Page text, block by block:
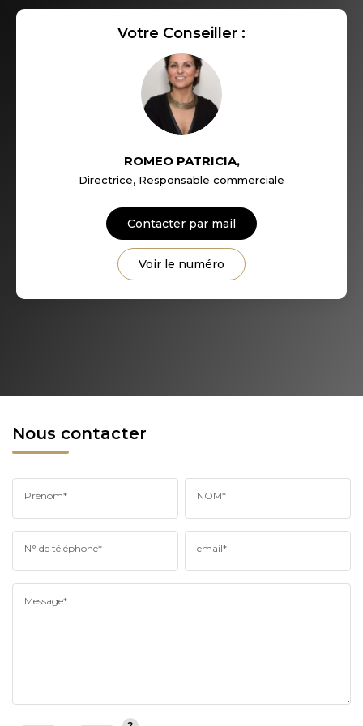
RESTAURANTS ET CAFÉS
MÉDECINS
Votre Conseiller :
ROMEO PATRICIA,
Directrice, Responsable commerciale
Contacter par mail
Voir le numéro
Nous contacter
Prénom* NOM*
N° de téléphone* email*
Message*